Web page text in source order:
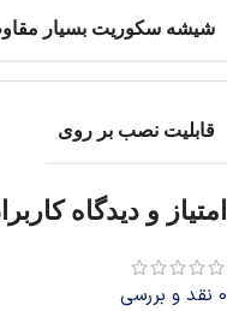
شیشه سکوریت بسیار
قابلیت نصب بر روی
امتیاز و دیدگاه
0 نقد و بررسی